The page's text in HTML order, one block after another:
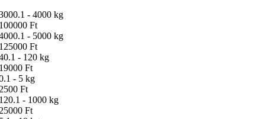
- 4000 kg
Ft
- 5000 kg
Ft
- 120 kg
Ft
- 5 kg
Ft
- 1000 kg
Ft